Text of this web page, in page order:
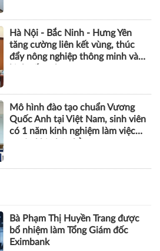
Khởi động dự án SMS-MP, góp
phần bảo vệ tầng ozone và giảm
phát thải khí nhà kính
Hà Nội - Bắc Ninh - Hưng Yên
tăng cường liên kết vùng, thúc
đẩy nông nghiệp thông minh và
có 1 năm kinh nghiệm làm việc
trước khi nhận bằng